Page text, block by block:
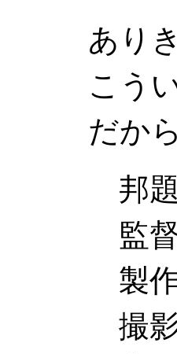
あり
こう
だから
邦題
監督
製作
撮影